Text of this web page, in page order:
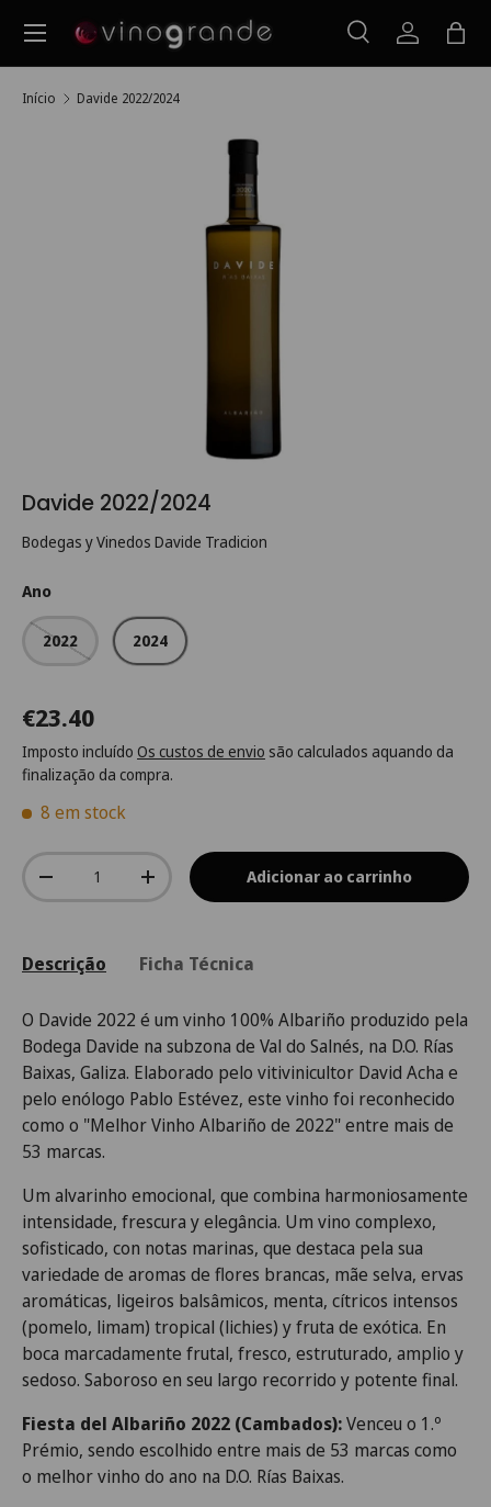
Ir para o conteúdo
Pesquisar
PesquisarIniciarSaco
Menu
Início Davide 2022/2024
Davide 2022/2024
Bodegas y Vinedos Davide Tradicion
Ano
2022 2024
€23.40
Imposto incluído Os custos de envio são calculados aquando da
finalização da compra.
8 em stock
Qtd.
-
+ Adicionar ao carrinho
Descrição Ficha Técnica
O Davide 2022 é um vinho 100% Albariño produzido pela
Bodega Davide na subzona de Val do Salnés, na D.O. Rías
Baixas, Galiza. Elaborado pelo vitivinicultor David Acha e
pelo enólogo Pablo Estévez, este vinho foi reconhecido
como o "Melhor Vinho Albariño de 2022" entre mais de
53 marcas.
Um alvarinho emocional, que combina harmoniosamente
intensidade, frescura y elegância. Um vino complexo,
sofisticado, con notas marinas, que destaca pela sua
variedade de aromas de flores brancas, mãe selva, ervas
aromáticas, ligeiros balsâmicos, menta, cítricos intensos
(pomelo, limam) tropical (lichies) y fruta de exótica. En
boca marcadamente frutal, fresco, estruturado, amplio y
sedoso. Saboroso en seu largo recorrido y potente final.
Fiesta del Albariño 2022 (Cambados):Venceu o 1.º
Prémio, sendo escolhido entre mais de 53 marcas como
o melhor vinho do ano na D.O. Rías Baixas.